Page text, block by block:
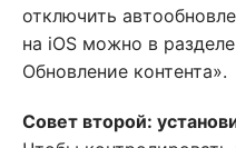
отключить
на iOS можно в
Обновление контента».
Совет второй: